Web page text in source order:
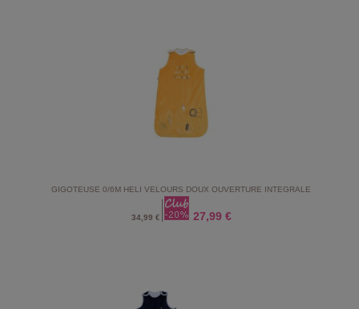
GIGOTEUSE 0/6M HELI VELOURS DOUX OUVERTURE INTEGRALE
34,99 € 27,99 €